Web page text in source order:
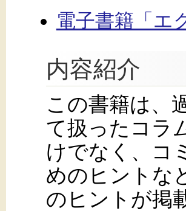
電子書籍「エ
内容紹介
この書籍は、
て扱ったコラ
けでなく、コ
めのヒントな
のヒントが掲